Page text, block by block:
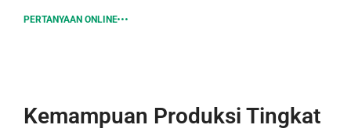
PERTANYAAN ONLINE
Kemampuan Produksi Tingkat